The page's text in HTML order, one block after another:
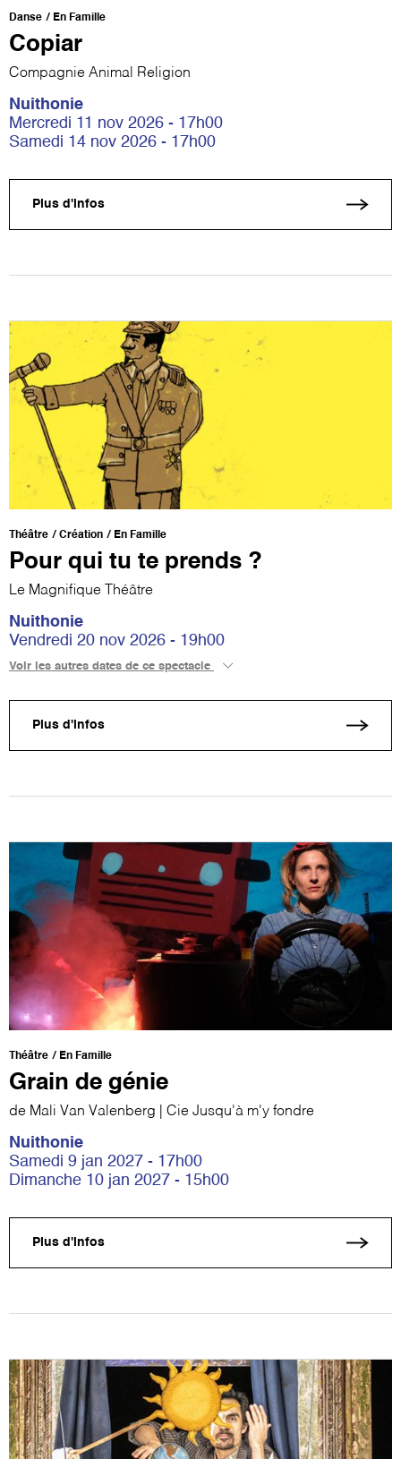
Danse En Famille
Copiar
Compagnie Animal Religion
Nuithonie
Mercredi 11 nov 2026 - 17h00
Samedi 14 nov 2026 - 17h00
Plus d'infos
Théâtre Création En Famille
Pour qui tu te prends ?
Le Magnifique Théâtre
Nuithonie
Vendredi 20 nov 2026 - 19h00
Voir les autres dates de ce spectacle
Plus d'infos
Théâtre En Famille
Grain de génie
de Mali Van Valenberg | Cie Jusqu'à m'y fondre
Nuithonie
Samedi 9 jan 2027 - 17h00
Dimanche 10 jan 2027 - 15h00
Plus d'infos